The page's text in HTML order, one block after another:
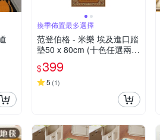
換季佈置最多選擇
范登伯格 - 米樂 埃及進口踏
墊50 x 80cm (十色任選兩
入)
$399
5 (1)